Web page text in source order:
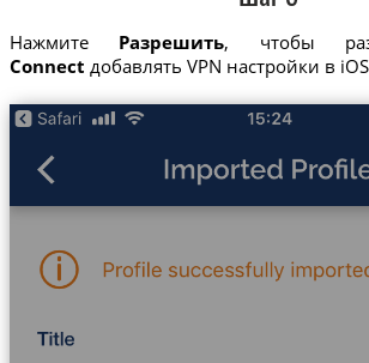
Нажмите Разрешить, чтобы
Connect добавлять VPN настройки в